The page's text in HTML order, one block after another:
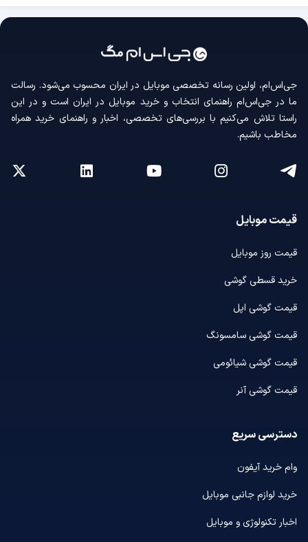
جی‌اس‌ام، اولین رسانه‌ تخصصی موبایل در ایران محسوب می‌شود. رسالت
ما در جی‌اس‌ام راهنمای انتخاب و خرید موبایل در ایران است و در این
راستا تلاش می‌کنیم با بررسی‌های تخصصی، اخبار و راهنمای خرید همراه
مخاطب باشیم.
قیمت موبایل
قیمت روز موبایل
خرید قسطی گوشی
قیمت گوشی اپل
قیمت گوشی سامسونگ
قیمت گوشی شیائومی
قیمت گوشی آنر
دسترسی سریع
وام خرید آیفون
خرید لوازم جانبی موبایل
اخبار تکنولوژی و موبایل